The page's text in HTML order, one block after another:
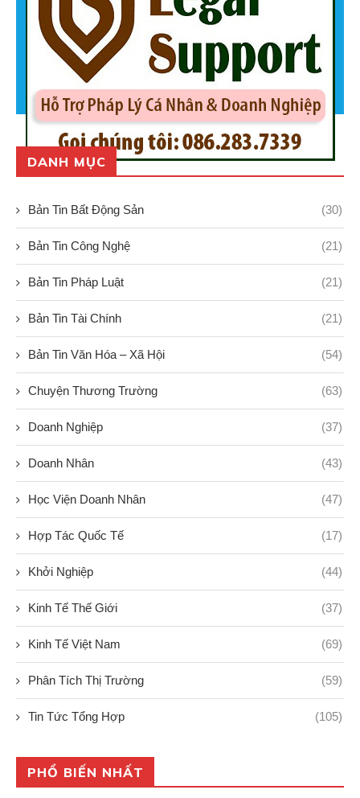
DANH MỤC
Bản Tin Bất Động Sản (30)
Bản Tin Công Nghệ (21)
Bản Tin Pháp Luật (21)
Bản Tin Tài Chính (21)
Bản Tin Văn Hóa – Xã Hội (54)
Chuyện Thương Trường (63)
Doanh Nghiệp (37)
Doanh Nhân (43)
Học Viện Doanh Nhân (47)
Hợp Tác Quốc Tế (17)
Khởi Nghiệp (44)
Kinh Tế Thế Giới (37)
Kinh Tế Việt Nam (69)
Phân Tích Thị Trường (59)
Tin Tức Tổng Hợp (105)
PHỔ BIẾN NHẤT